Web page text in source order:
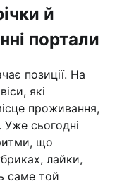
й
портали
позиції. На
які
проживання,
Уже сьогодні
що
лайки,
саме той